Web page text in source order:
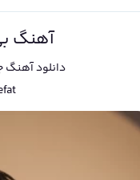
آهنگ
دانلود آهنگ